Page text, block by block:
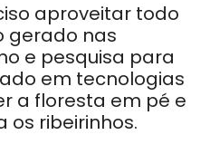
aproveitar todo
gerado nas
e pesquisa para
em tecnologias
a floresta em pé e
os ribeirinhos.